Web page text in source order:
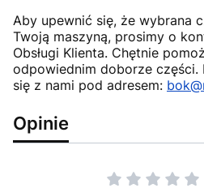
Aby upewnić się, że wybrana
Twoją maszyną, prosimy o
Obsługi Klienta. Chętnie
odpowiednim doborze
się z nami pod adresem:
Opinie